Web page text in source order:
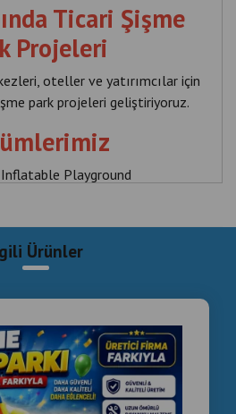
Ticari Şişme
Projeleri
oteller ve yatırımcılar için
park projeleri geliştiriyoruz.
Playground
Centers
Orta Doğu ve Afrika'ya ihracat.
718 07 47
Ürünler